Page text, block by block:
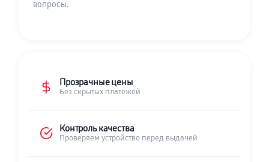
вопросы.
Прозрачные цены
Без скрытых платежей
Контроль качества
Проверяем устройство перед выдачей